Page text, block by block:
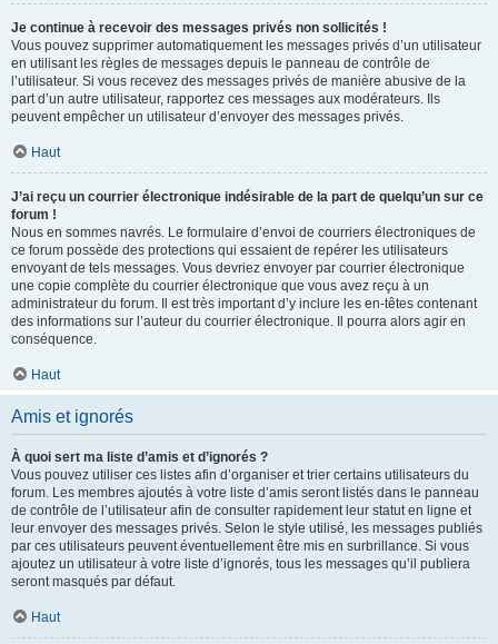
Je continue à recevoir des messages privés non sollicités !
Vous pouvez supprimer automatiquement les messages privés d’un utilisateur
en utilisant les règles de messages depuis le panneau de contrôle de
l’utilisateur. Si vous recevez des messages privés de manière abusive de la
part d’un autre utilisateur, rapportez ces messages aux modérateurs. Ils
peuvent empêcher un utilisateur d’envoyer des messages privés.
Haut
J’ai reçu un courrier électronique indésirable de la part de quelqu’un sur ce
forum !
Nous en sommes navrés. Le formulaire d’envoi de courriers électroniques de
ce forum possède des protections qui essaient de repérer les utilisateurs
envoyant de tels messages. Vous devriez envoyer par courrier électronique
une copie complète du courrier électronique que vous avez reçu à un
administrateur du forum. Il est très important d’y inclure les en-têtes contenant
des informations sur l’auteur du courrier électronique. Il pourra alors agir en
conséquence.
Haut
Amis et ignorés
À quoi sert ma liste d’amis et d’ignorés ?
Vous pouvez utiliser ces listes afin d’organiser et trier certains utilisateurs du
forum. Les membres ajoutés à votre liste d’amis seront listés dans le panneau
de contrôle de l’utilisateur afin de consulter rapidement leur statut en ligne et
leur envoyer des messages privés. Selon le style utilisé, les messages publiés
par ces utilisateurs peuvent éventuellement être mis en surbrillance. Si vous
ajoutez un utilisateur à votre liste d’ignorés, tous les messages qu’il publiera
seront masqués par défaut.
Haut